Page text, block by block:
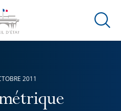
Ouvrir
2011